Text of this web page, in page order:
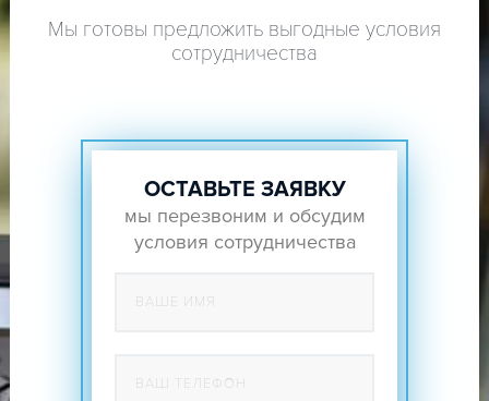
Мы готовы предложить выгодные условия
сотрудничества
ОСТАВЬТЕ ЗАЯВКУ
мы перезвоним и обсудим
условия сотрудничества